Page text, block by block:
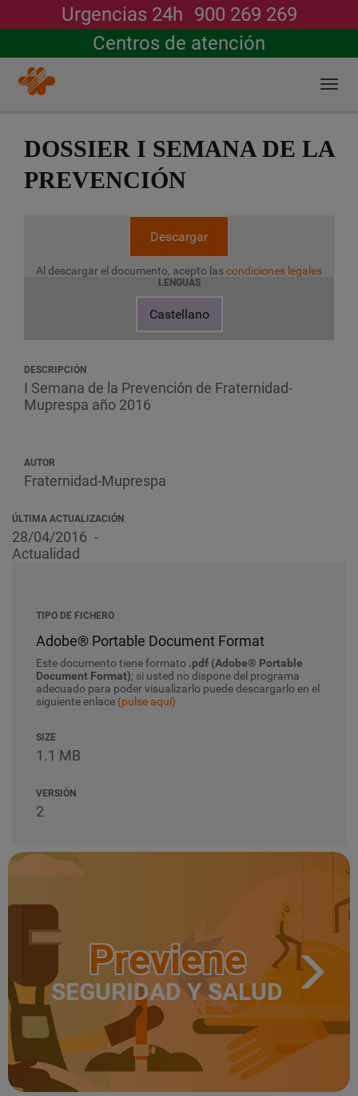
contenido
Urgencias 24h 900 269 269
Centros de atención
Buscar
DOSSIER I SEMANA DE LA
PREVENCIÓN
Descargar
Al descargar el documento, acepto lascondiciones legales
LENGUAS
Castellano
DESCRIPCIÓN
I Semana de la Prevención de Fraternidad-
Muprespa año 2016
AUTOR
Fraternidad-Muprespa
ÚLTIMA ACTUALIZACIÓN
28/04/2016
Actualidad
TIPO DE FICHERO
Adobe® Portable Document Format
Este documento tiene formato .pdf (Adobe® Portable
Document Format); si usted no dispone del programa
adecuado para poder visualizarlo puede descargarlo en el
siguiente enlace (pulse aquí)
SIZE
1.1 MB
VERSIÓN
2
Previene
SEGURIDAD Y SALUD